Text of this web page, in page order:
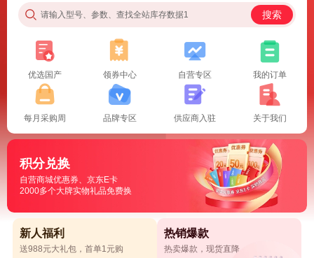
请输入型号、参数、查找全站库存数据1 搜索
优选国产 领券中心 自营专区 我的订单
每月采购周 品牌专区 供应商入驻 关于我们
积分兑换
自营商城优惠券、京东E卡
2000多个大牌实物礼品免费换
新人福利
送988元大礼包，首单1元购
热销爆款
热卖爆款，现货直降